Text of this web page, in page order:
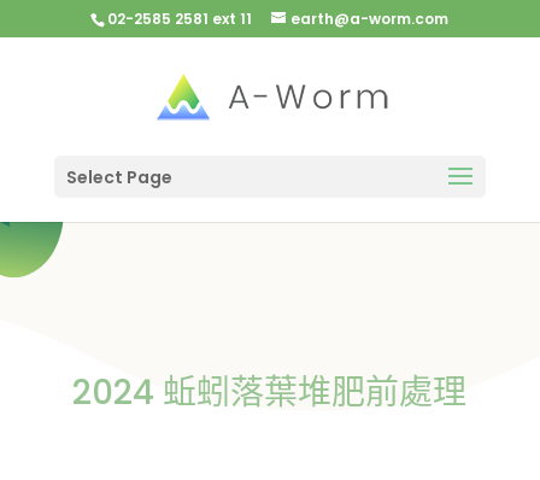
02-2585 2581 ext 11 earth@a-worm.com
Select Page
2024 蚯蚓落葉堆肥前處理